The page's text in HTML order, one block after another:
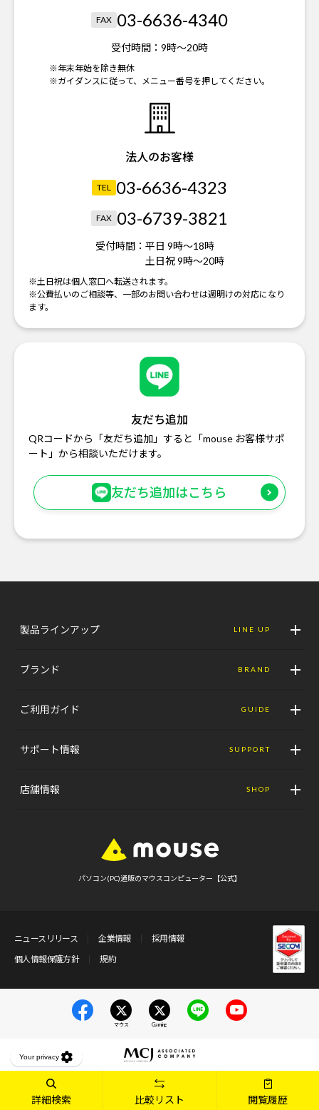
詳細検索 比較リスト 閲覧履歴
FAX 03-6636-4340
受付時間： 9時～20時
※年末年始を除き無休
※ガイダンスに従って、メニュー番号を押してください。
法人のお客様
TEL 03-6636-4323
FAX 03-6739-3821
受付時間： 平日 9時～18時
土日祝 9時～20時
※土日祝は個人窓口へ転送されます。
※公費払いのご相談等、一部のお問い合わせは週明けの対応になり
ます。
友だち追加
QRコードから「友だち追加」すると「mouse お客様サポ
ート」から相談いただけます。
友だち追加はこちら
製品ラインアップ LINE UP
ブランド BRAND
ご利用ガイド GUIDE
サポート情報 SUPPORT
店舗情報 SHOP
パソコン(PC)通販のマウスコンピューター【公式】
ニュースリリース 企業情報
採用情報
個人情報保護方針
規約
マウス Gaming